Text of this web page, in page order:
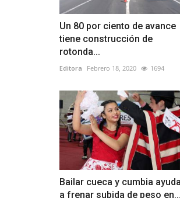
Un 80 por ciento de avance
tiene construcción de
rotonda...
Editora Febrero 18, 2020 1694
Bailar cueca y cumbia
a frenar subida de peso en...